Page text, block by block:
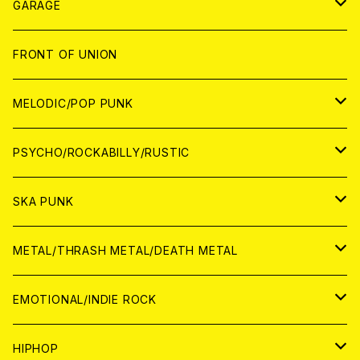
GARAGE
JAPAN
アナログ
CD
WORLD
アナログ
CD
FRONT OF UNION
MELODIC/POP PUNK
JAPAN
CD
ANALOG
WORLD
CD
ANALOG
PSYCHO/ROCKABILLY/RUSTIC
JAPAN
CD
ANALOG
WORLD
CD
ANALOG
SKA PUNK
JAPAN
CD
ANALOG
WORLD
CD
METAL/THRASH METAL/DEATH METAL
JAPAN
CD
WORLD
EMOTIONAL/INDIE ROCK
JAPAN
HIPHOP